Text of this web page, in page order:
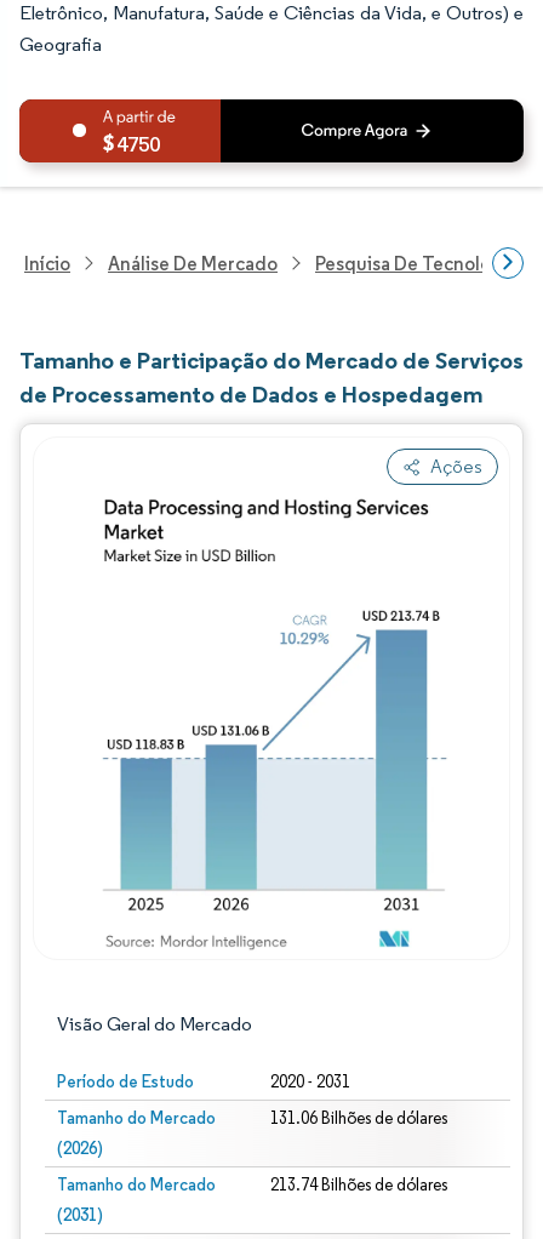
Eletrônico, Manufatura, Saúde e Ciências da Vida, e Outros) e
Geografia
4750
Início Análise De Mercado Pesquisa De Tecnologia,
Tamanho e Participação do Mercado de Serviços
de Processamento de Dados e Hospedagem
Ações
Visão Geral do Mercado
Período de Estudo 2020 - 2031
Tamanho do Mercado
(2026)
131.06 Bilhões de dólares
Tamanho do Mercado
(2031)
213.74 Bilhões de dólares
Imagem © Mordor Intelligence. O reuso